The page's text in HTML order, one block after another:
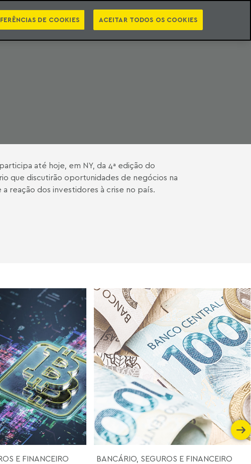
PODCASTS NEWSLETTER VIDEOCASTS PT EN CATEGORIAS
até hoje, em NY, da 4ª edição do
que discutirão oportunidades de negócios na
reação dos investidores à crise no país.
E FINANCEIRO BANCÁRIO, SEGUROS E FINANCEIRO
DE COOKIES ACEITAR TODOS OS COOKIES